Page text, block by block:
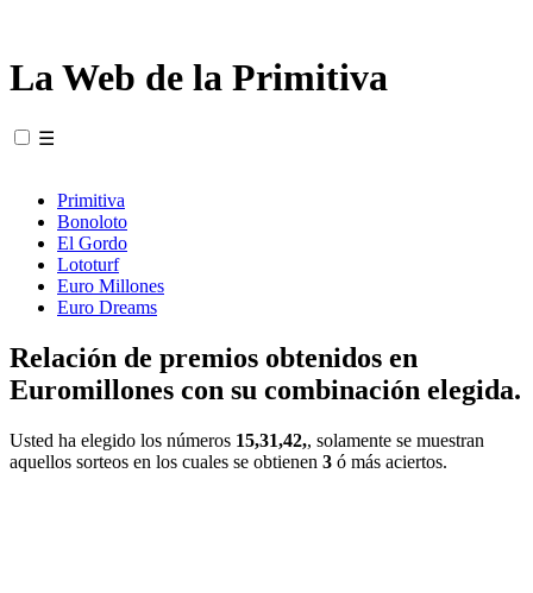
La Web de la Primitiva
☰
Primitiva
Bonoloto
El Gordo
Lototurf
Euro Millones
Euro Dreams
Relación de premios obtenidos en
Euromillones con su combinación elegida.
Usted ha elegido los números 15,31,42,, solamente se muestran
aquellos sorteos en los cuales se obtienen 3 ó más aciertos.